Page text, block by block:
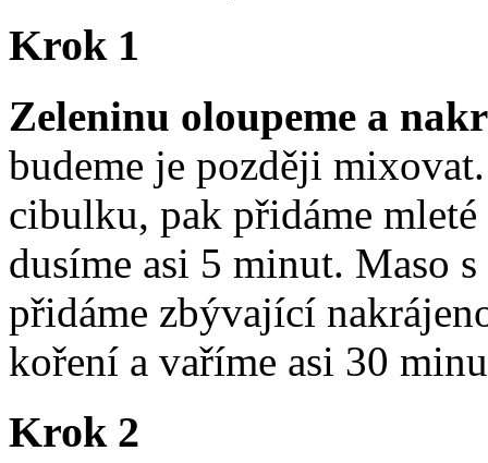
Krok 1
Zeleninu oloupeme a
budeme je později
cibulku, pak přidáme
dusíme asi 5 minut. Maso
přidáme zbývající
koření a vaříme asi 30
Krok 2